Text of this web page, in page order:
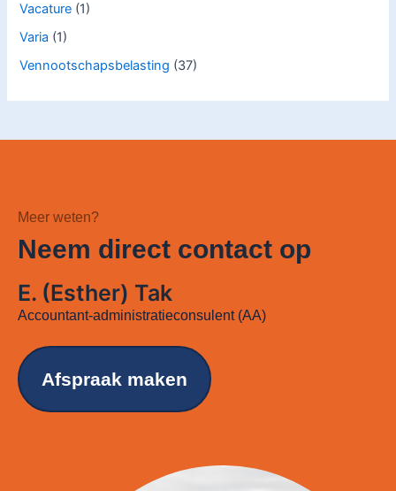
Vacature (1)
Varia (1)
Vennootschapsbelasting (37)
Meer weten?
Neem direct contact op
E. (Esther) Tak
Accountant-administratieconsulent (AA)
Afspraak maken